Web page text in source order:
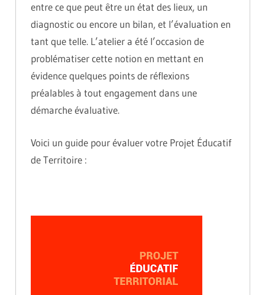
entre ce que peut être un état des lieux, un
diagnostic ou encore un bilan, et l’évaluation en
tant que telle. L’atelier a été l’occasion de
problématiser cette notion en mettant en
évidence quelques points de réflexions
préalables à tout engagement dans une
démarche évaluative.
Voici un guide pour évaluer votre Projet Éducatif
de Territoire :